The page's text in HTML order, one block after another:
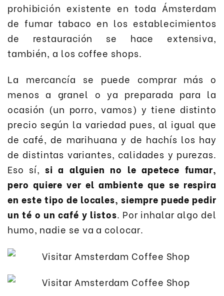
prohibición existente en toda Ámsterdam
de fumar tabaco en los establecimientos
de restauración se hace extensiva,
también, a los coffee shops.
La mercancía se puede comprar más o
menos a granel o ya preparada para la
ocasión (un porro, vamos) y tiene distinto
precio según la variedad pues, al igual que
de café, de marihuana y de hachís los hay
de distintas variantes, calidades y purezas.
Eso sí,si a alguien no le apetece fumar,
pero quiere ver el ambiente que se respira
en este tipo de locales, siempre puede pedir
un té o un café y listos. Por inhalar algo del
humo, nadie se va a colocar.